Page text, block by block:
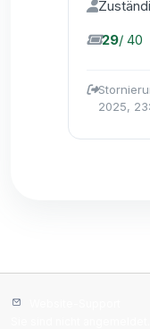
29/ 40
2025,